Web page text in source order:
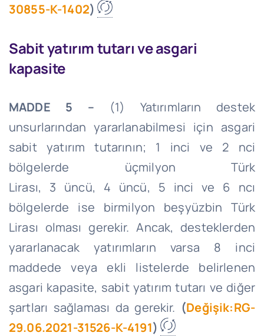
30855-K-1402)
Sabit yatırım tutarı ve asgari
kapasite
MADDE 5 – (1) Yatırımların destek
unsurlarından yararlanabilmesi için asgari
sabit yatırım tutarının; 1 inci ve 2 nci
bölgelerde üçmilyon Türk
Lirası, 3 üncü, 4 üncü, 5 inci ve 6 ncı
bölgelerde ise birmilyon beşyüzbin Türk
Lirası olması gerekir. Ancak, desteklerden
yararlanacak yatırımların varsa 8 inci
maddede veya ekli listelerde belirlenen
asgari kapasite, sabit yatırım tutarı ve diğer
şartları sağlaması da gerekir. (Değişik:RG-
29.06.2021-31526-K-4191)